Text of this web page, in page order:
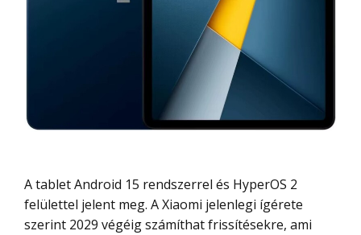
A tablet Android 15 rendszerrel és HyperOS 2
felülettel jelent meg. A Xiaomi jelenlegi ígérete
szerint 2029 végéig számíthat frissítésekre, ami